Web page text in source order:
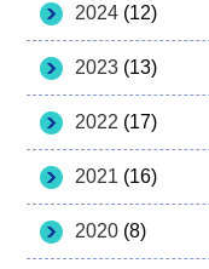
2024 (12)
2023 (13)
2022 (17)
2021 (16)
2020 (8)